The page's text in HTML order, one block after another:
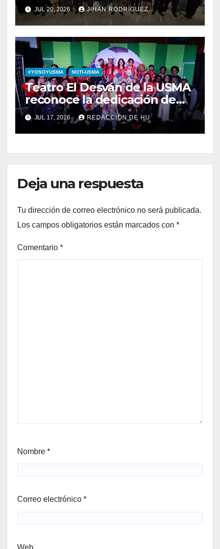
del Derecho Romano junto a
diputada invitada
JUL 20, 2026 JIHAN RODRÍGUEZ
#YOSOYUSMA NOTI-USMA
Teatro El Desván de la USMA
reconoce la dedicación de
sus estudiantes en su 43
aniversario
JUL 17, 2026 REDACCIÓN DE HU
Deja una respuesta
Tu dirección de correo electrónico no será publicada.
Los campos obligatorios están marcados con *
Comentario *
Nombre *
Correo electrónico *
Web